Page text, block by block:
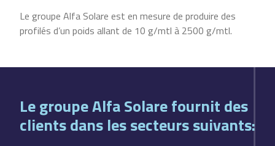
Le groupe Alfa Solare est en mesure de produire des
profilés d’un poids allant de 10 g/mtl à 2500 g/mtl.
Le groupe Alfa Solare fournit des
clients dans les secteurs suivants: